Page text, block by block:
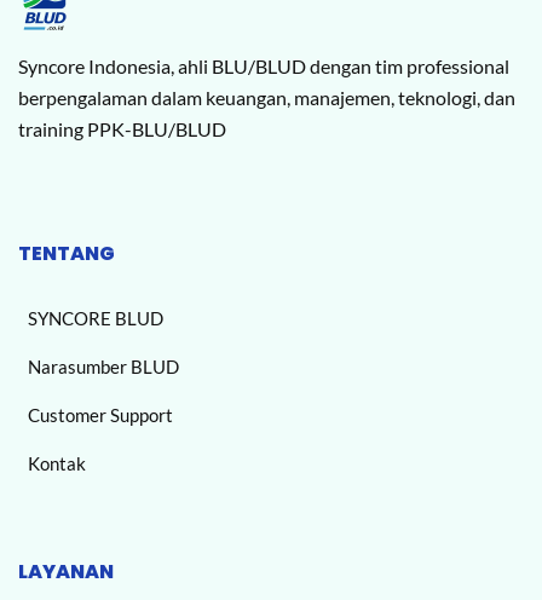
Syncore Indonesia, ahli BLU/BLUD dengan tim professional
berpengalaman dalam keuangan, manajemen, teknologi, dan
training PPK-BLU/BLUD
TENTANG
SYNCORE BLUD
Narasumber BLUD
Customer Support
Kontak
LAYANAN